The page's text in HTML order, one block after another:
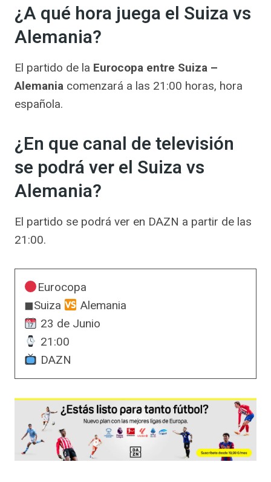
¿A qué hora juega el Suiza vs
Alemania?
El partido de la Eurocopa entre Suiza –
Alemania comenzará a las 21:00 horas, hora
española.
¿En que canal de televisión
se podrá ver el Suiza vs
Alemania?
El partido se podrá ver en DAZN a partir de las
21:00.
Eurocopa
◼Suiza
Alemania
23 de Junio
21:00
DAZN